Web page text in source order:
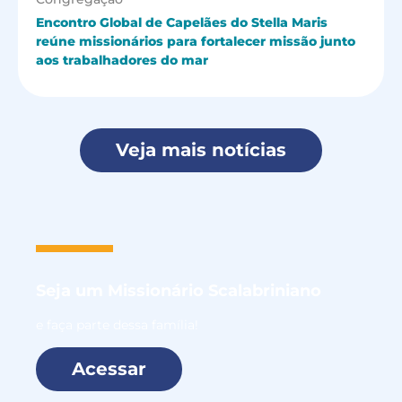
Encontro Global de Capelães do Stella Maris
reúne missionários para fortalecer missão junto
aos trabalhadores do mar
Veja mais notícias
Acessar